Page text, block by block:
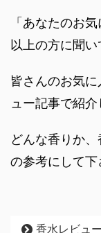
「あなたのお
以上の方に聞い
皆さんのお気
ュー記事で紹介
どんな香りか
の参考にして下
香水レビュー